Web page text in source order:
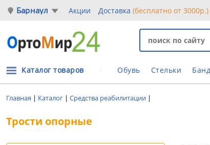
Барнаул Акции Доставка(бесплатно от 3000р.)
Обувь Стельки
Каталог товаров
Главная | Каталог | Средства реабилитации |
Трости опорные